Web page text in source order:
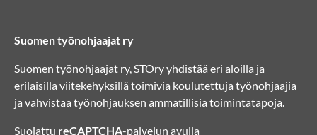
Suomen työnohjaajat ry
Suomen työnohjaajat ry, STOry yhdistää eri aloilla ja
erilaisilla viitekehyksillä toimivia koulutettuja työnohjaajia
ja vahvistaa työnohjauksen ammatillisia toimintatapoja.
Suojattu reCAPTCHA-palvelun avulla